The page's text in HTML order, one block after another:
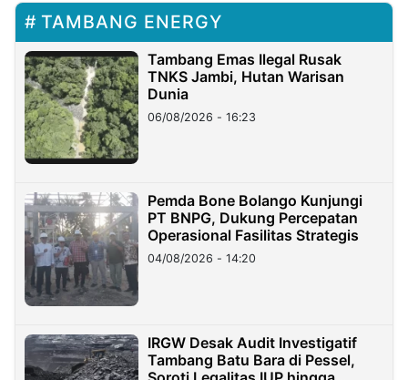
TAMBANG ENERGY
Tambang Emas Ilegal Rusak
TNKS Jambi, Hutan Warisan
Dunia
06/08/2026 - 16:23
Pemda Bone Bolango Kunjungi
PT BNPG, Dukung Percepatan
Operasional Fasilitas Strategis
04/08/2026 - 14:20
IRGW Desak Audit Investigatif
Tambang Batu Bara di Pessel,